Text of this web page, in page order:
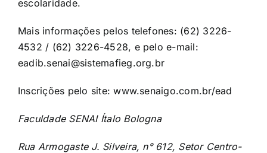
escolaridade.
Mais informações pelos telefones: (62) 3226-
4532 / (62) 3226-4528, e pelo e-mail:
eadib.senai@sistemafieg.org.br
Inscrições pelo site: www.senaigo.com.br/ead
Faculdade SENAI Ítalo Bologna
Rua Armogaste J. Silveira, n° 612, Setor Centro-